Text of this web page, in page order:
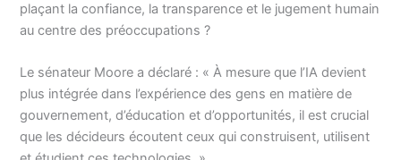
plaçant la confiance, la transparence et le jugement humain
au centre des préoccupations ?
Le sénateur Moore a déclaré : « À mesure que l’IA devient
plus intégrée dans l’expérience des gens en matière de
gouvernement, d’éducation et d’opportunités, il est crucial
que les décideurs écoutent ceux qui construisent, utilisent